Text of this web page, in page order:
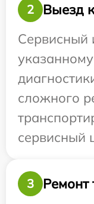
2
Выезд
Сервисный
сложного
сервисный
3
Ремонт